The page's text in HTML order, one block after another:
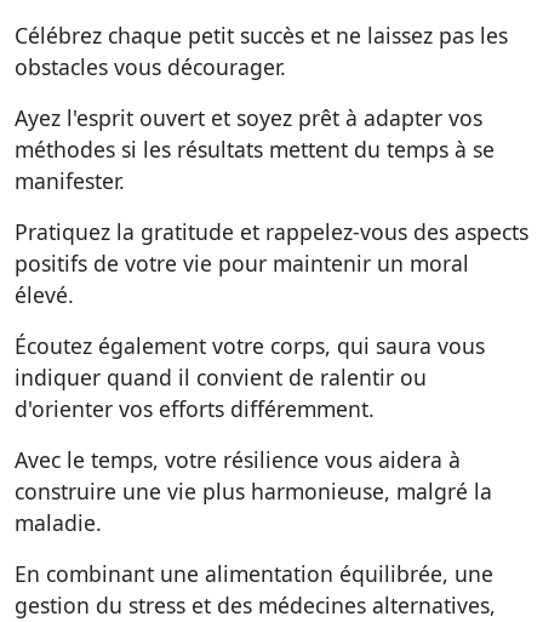
Célébrez chaque petit succès et ne laissez pas les
obstacles vous décourager.
Ayez l'esprit ouvert et soyez prêt à adapter vos
méthodes si les résultats mettent du temps à se
manifester.
Pratiquez la gratitude et rappelez-vous des aspects
positifs de votre vie pour maintenir un moral
élevé.
Écoutez également votre corps, qui saura vous
indiquer quand il convient de ralentir ou
d'orienter vos efforts différemment.
Avec le temps, votre résilience vous aidera à
construire une vie plus harmonieuse, malgré la
maladie.
En combinant une alimentation équilibrée, une
gestion du stress et des médecines alternatives,